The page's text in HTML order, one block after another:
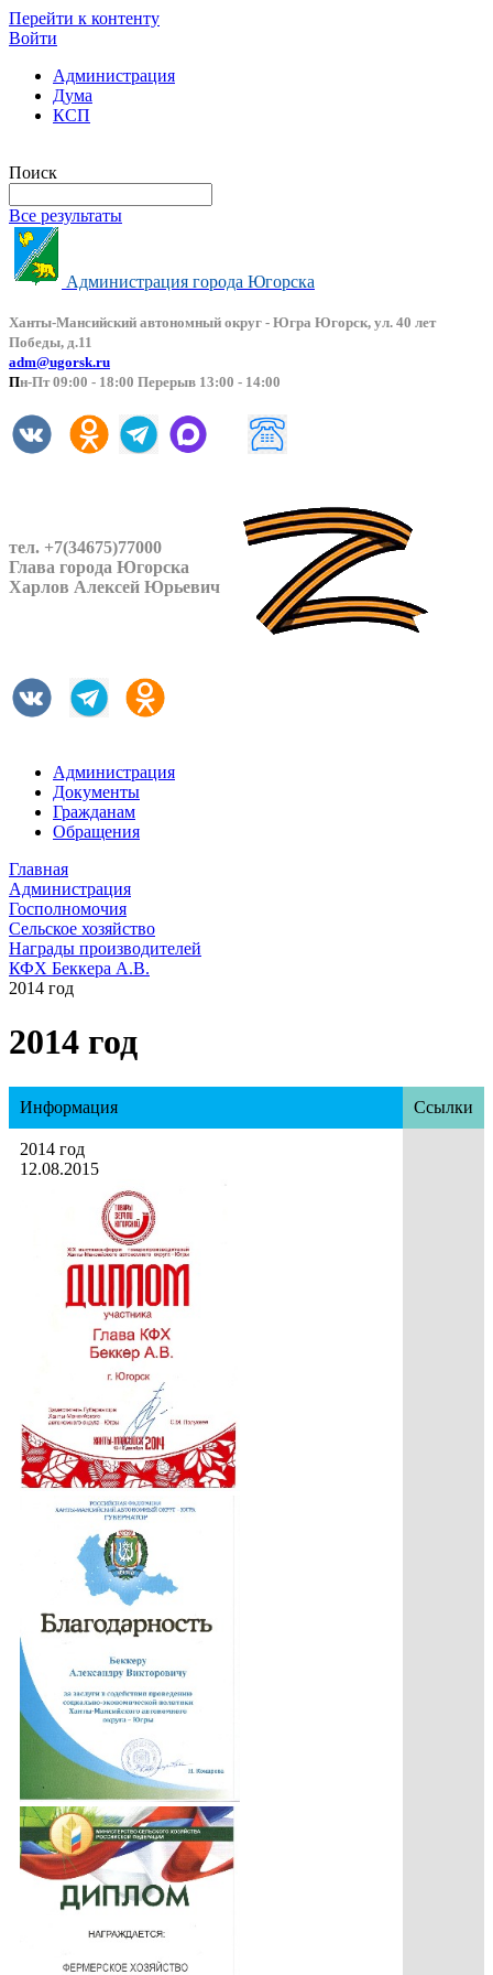
Перейти к контенту
Войти
Администрация
Дума
КСП
Поиск
Все результаты
Администрация города Югорска
Ханты-Мансийский автономный округ - Югра Югорск, ул. 40 лет
Победы, д.11
adm@ugorsk.ru
Пн-Пт 09:00 - 18:00 Перерыв 13:00 - 14:00
тел. +7(34675)77000
Глава города Югорска
Харлов Алексей Юрьевич
Администрация
Документы
Гражданам
Обращения
Главная
Администрация
Госполномочия
Сельское хозяйство
Награды производителей
КФХ Беккера А.В.
2014 год
2014 год
Информация Ссылки
2014 год
12.08.2015